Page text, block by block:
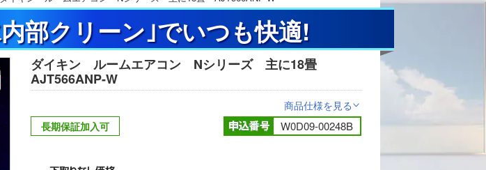
部クリーン｣でいつも快適!
2 / 13
ダイキン ルームエアコン Nシリーズ 主に18畳
AJT566ANP-W
商品仕様を見る>
長期保証加入可 W0D09-00248B